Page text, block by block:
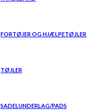
FORTØJER OG HJÆLPETØJLER
TØJLER
SADELUNDERLAG/PADS